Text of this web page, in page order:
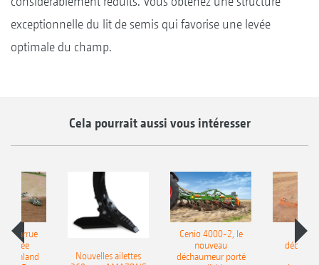
exceptionnelle du lit de semis qui favorise une levée
optimale du champ.
Cela pourrait aussi vous intéresser
charrue
portée
Onland
Nouvelles ailettes
Cenio 4000-2, le
nouveau
déchaumeur porté